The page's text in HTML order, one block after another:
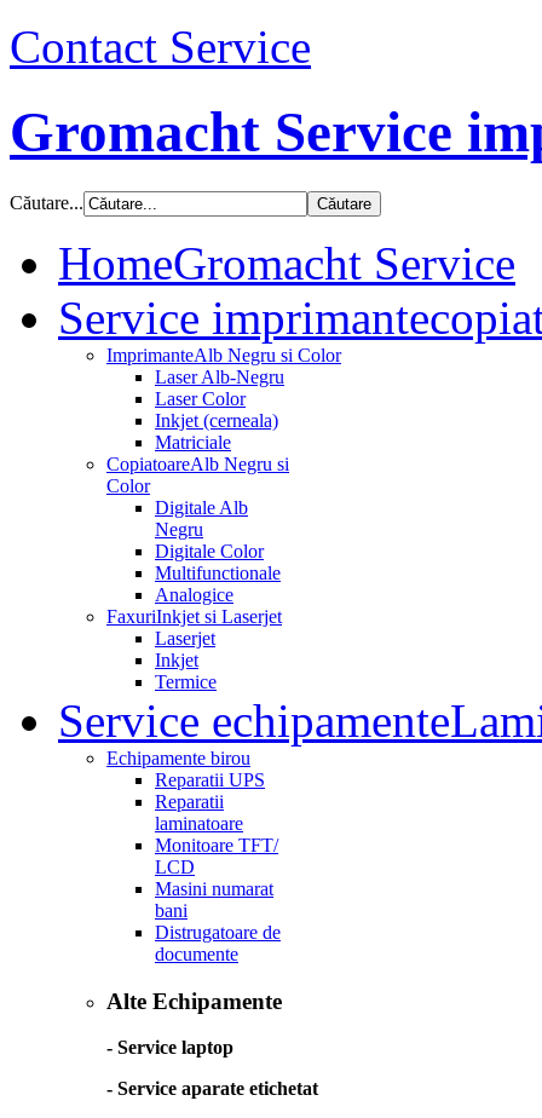
Contact Service
Gromacht Service
Căutare...
HomeGromacht Service
Service imprimante
ImprimanteAlb Negru si Color
Laser Alb-Negru
Laser Color
Inkjet (cerneala)
Matriciale
CopiatoareAlb Negru si
Color
Digitale Alb
Negru
Digitale Color
Multifunctionale
Analogice
FaxuriInkjet si Laserjet
Laserjet
Inkjet
Termice
Service echipamente
Echipamente birou
Reparatii UPS
Reparatii
laminatoare
Monitoare TFT/
LCD
Masini numarat
bani
Distrugatoare de
documente
Alte Echipamente
- Service laptop
- Service aparate etichetat